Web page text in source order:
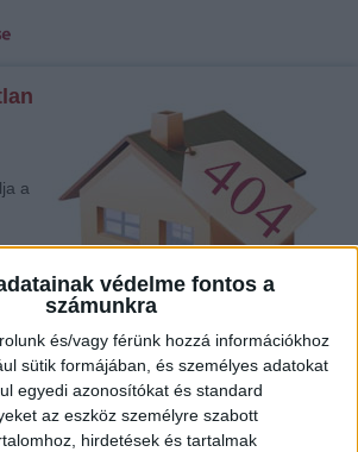
védelme fontos a
számunkra
és/vagy férünk hozzá információkhoz
sütik formájában, és személyes adatokat
egyedi azonosítókat és standard
az eszköz személyre szabott
hirdetések és tartalmak
a
Üzlethelyiség
ház
Családi ház
lakás